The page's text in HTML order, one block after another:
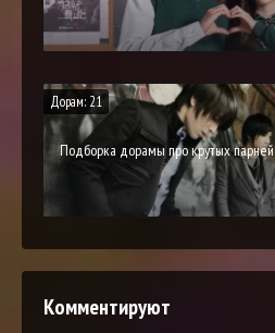
Дорам: 21
Подборка дорамы про крутых парней
Комментируют